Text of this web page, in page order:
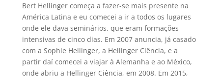
Bert Hellinger começa a fazer-se mais presente na
América Latina e eu comecei a ir a todos os lugares
onde ele dava seminários, que eram formações
intensivas de cinco dias. Em 2007 anuncia, já casado
com a Sophie Hellinger, a Hellinger Ciência, e a
partir daí comecei a viajar à Alemanha e ao México,
onde abriu a Hellinger Ciência, em 2008. Em 2015,